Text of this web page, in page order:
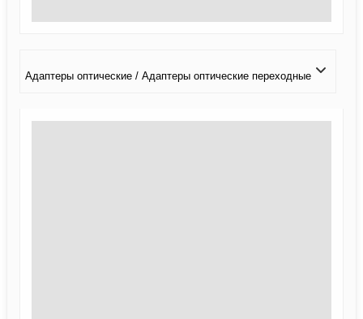
Адаптеры оптические / Адаптеры оптические переходные